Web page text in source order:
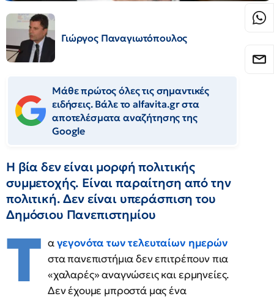
Γιώργος Παναγιωτόπουλος
Μάθε πρώτος όλες τις σημαντικές
ειδήσεις. Βάλε το alfavita.gr στα
αποτελέσματα αναζήτησης της
Google
Η βία δεν είναι μορφή πολιτικής
συμμετοχής. Είναι παραίτηση από την
πολιτική. Δεν είναι υπεράσπιση του
Δημόσιου Πανεπιστημίου
Τ αγεγονότα των τελευταίων ημερών
στα πανεπιστήμια δεν επιτρέπουν πια
«χαλαρές» αναγνώσεις και ερμηνείες.
Δεν έχουμε μπροστά μας ένα